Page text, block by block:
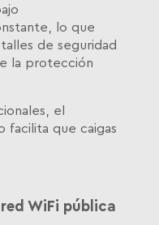
lo que
de seguridad
la protección
el
facilita que caigas
WiFi pública